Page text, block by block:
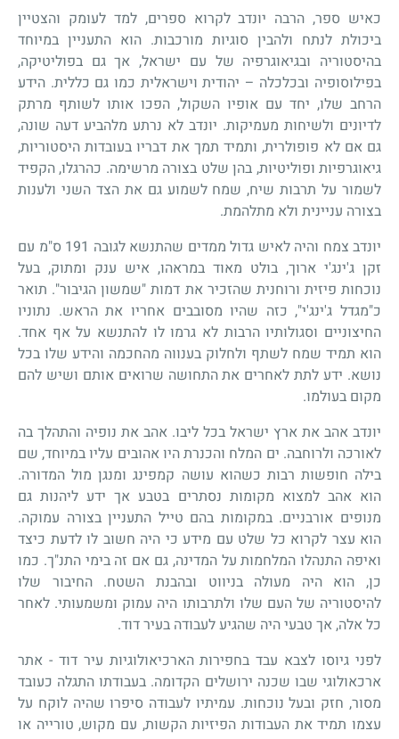
כאיש ספר, הרבה יונדב לקרוא ספרים, למד לעומק והצטיין
ביכולת לנתח ולהבין סוגיות מורכבות. הוא התעניין במיוחד
בהיסטוריה ובגיאוגרפיה של עם ישראל, אך גם בפוליטיקה,
בפילוסופיה ובכלכלה – יהודית וישראלית כמו גם כללית. הידע
הרחב שלו, יחד עם אופיו השקול, הפכו אותו לשותף מרתק
לדיונים ולשיחות מעמיקות. יונדב לא נרתע מלהביע דעה שונה,
גם אם לא פופולרית, ותמיד תמך את דבריו בעובדות היסטוריות,
גיאוגרפיות ופוליטיות, בהן שלט בצורה מרשימה. כהרגלו, הקפיד
לשמור על תרבות שיח, שמח לשמוע גם את הצד השני ולענות
בצורה עניינית ולא מתלהמת.
יונדב צמח והיה לאיש גדול ממדים שהתנשא לגובה 191 ס"מ עם
זקן ג'ינג'י ארוך, בולט מאוד במראהו, איש ענק ומתוק, בעל
נוכחות פיזית ורוחנית שהזכיר את דמות "שמשון הגיבור". תואר
כ"מגדל ג'ינג'י", כזה שהיו מסובבים אחריו את הראש. נתוניו
החיצוניים וסגולותיו הרבות לא גרמו לו להתנשא על אף אחד.
הוא תמיד שמח לשתף ולחלוק בענווה מהחכמה והידע שלו בכל
נושא. ידע לתת לאחרים את התחושה שרואים אותם ושיש להם
מקום בעולמו.
יונדב אהב את ארץ ישראל בכל ליבו. אהב את נופיה והתהלך בה
לאורכה ולרוחבה. ים המלח והכנרת היו אהובים עליו במיוחד, שם
בילה חופשות רבות כשהוא עושה קמפינג ומנגן מול המדורה.
הוא אהב למצוא מקומות נסתרים בטבע אך ידע ליהנות גם
מנופים אורבניים. במקומות בהם טייל התעניין בצורה עמוקה.
הוא עצר לקרוא כל שלט עם מידע כי היה חשוב לו לדעת כיצד
ואיפה התנהלו המלחמות על המדינה, גם אם זה בימי התנ"ך. כמו
כן, הוא היה מעולה בניווט ובהבנת השטח. החיבור שלו
להיסטוריה של העם שלו ולתרבותו היה עמוק ומשמעותי. לאחר
כל אלה, אך טבעי היה שהגיע לעבודה בעיר דוד.
לפני גיוסו לצבא עבד בחפירות הארכיאולוגיות עיר דוד - אתר
ארכאולוגי שבו שכנה ירושלים הקדומה. בעבודתו התגלה כעובד
מסור, חזק ובעל נוכחות. עמיתיו לעבודה סיפרו שהיה לוקח על
עצמו תמיד את העבודות הפיזיות הקשות, עם מקוש, טורייה או